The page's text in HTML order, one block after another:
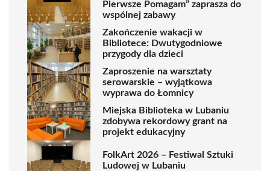
Pierwsze Pomagam” zaprasza do
wspólnej zabawy
Zakończenie wakacji w
Bibliotece: Dwutygodniowe
przygody dla dzieci
Zaproszenie na warsztaty
serowarskie – wyjątkowa
wyprawa do Łomnicy
Miejska Biblioteka w Lubaniu
zdobywa rekordowy grant na
projekt edukacyjny
FolkArt 2026 – Festiwal Sztuki
Ludowej w Lubaniu